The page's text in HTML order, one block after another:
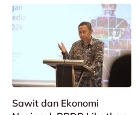
Sawit dan Ekonomi